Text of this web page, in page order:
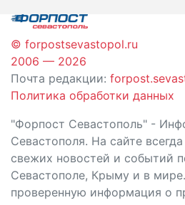
© forpostsevastopol.ru
2006 — 2026
Почта редакции:
Политика обработки данных
"Форпост Севастополь" -
Севастополя. На сайте
свежих новостей и событий
Севастополе, Крыму и в
проверенную информация о